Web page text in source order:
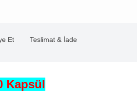
Et Teslimat & İade
Kapsül